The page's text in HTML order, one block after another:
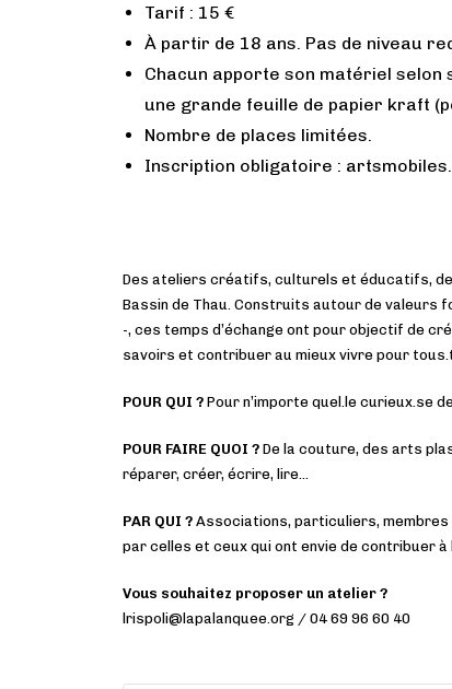
Tarif : 15 €
À partir de 18 ans. Pas de niveau
Chacun apporte son matériel
une grande feuille de papier kraft
Nombre de places limitées.
Inscription obligatoire :
Des ateliers créatifs, culturels et éducatifs,
Bassin de Thau. Construits autour de valeurs
-, ces temps d’échange ont pour objectif de
savoirs et contribuer au mieux vivre pour
POUR QUI ? Pour n’importe quel.le curieux.se
POUR FAIRE QUOI ? De la couture, des arts
réparer, créer, écrire, lire…
PAR QUI ? Associations, particuliers, membres
par celles et ceux qui ont envie de contribuer à
Vous souhaitez proposer un atelier ?
lrispoli@lapalanquee.org / 04 69 96 60 40